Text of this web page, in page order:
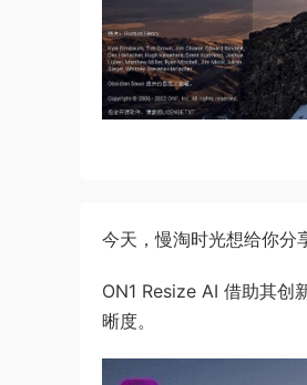
今天，慢淘时光想给你分
ON1 Resize AI 借助其创
晰度。